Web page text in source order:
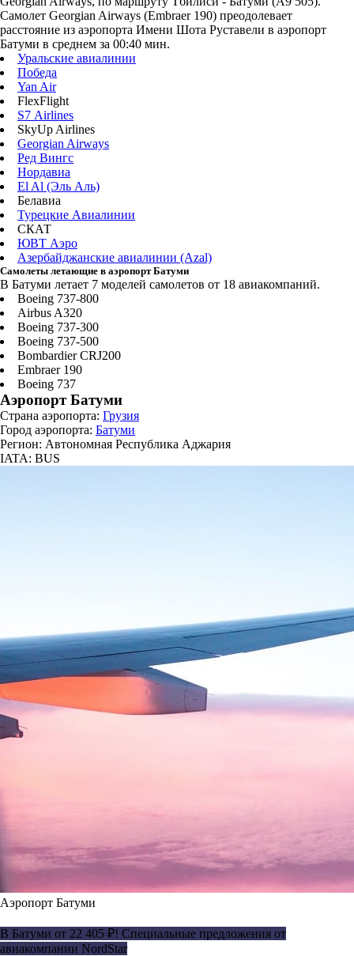
Самолет Georgian Airways (Embraer 190) преодолевает
расстояние из аэропорта Имени Шота Руставели в аэропорт
Батуми в среднем за 00:40 мин.
Уральские авиалинии
Победа
Yan Air
FlexFlight
S7 Airlines
SkyUp Airlines
Georgian Airways
Ред Вингс
Нордавиа
El Al (Эль Аль)
Белавиа
Турецкие Авиалинии
СКАТ
ЮВТ Аэро
Азербайджанские авиалинии (Azal)
Самолеты летающие в аэропорт Батуми
В Батуми летает 7 моделей самолетов от 18 авиакомпаний.
Boeing 737-800
Airbus A320
Boeing 737-300
Boeing 737-500
Bombardier CRJ200
Embraer 190
Boeing 737
Аэропорт Батуми
Страна аэропорта: Грузия
Город аэропорта: Батуми
Регион: Автономная Республика Аджария
IATA: BUS
Аэропорт Батуми
В Батуми от 22 405 ₽! Специальные предложения от
авиакомпании NordStar